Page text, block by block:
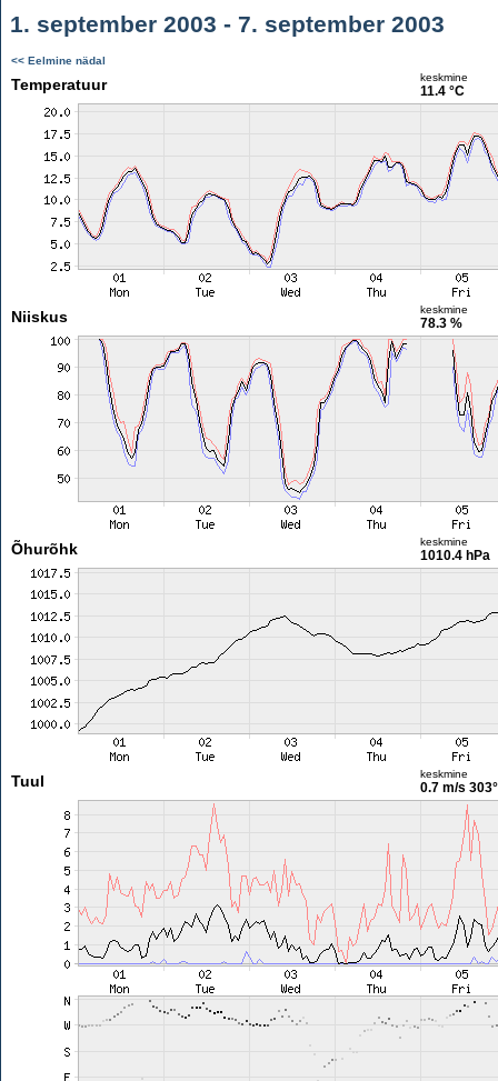
1. september 2003 - 7. september 2003
<< Eelmine nädal
Temperatuur keskmine
11.4 °C
Niiskus keskmine
78.3 %
Õhurõhk keskmine
1010.4 hPa
Tuul keskmine
0.7 m/s 303°